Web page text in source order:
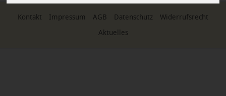
Kontakt Impressum AGB Datenschutz
Widerrufsrecht
Aktuelles